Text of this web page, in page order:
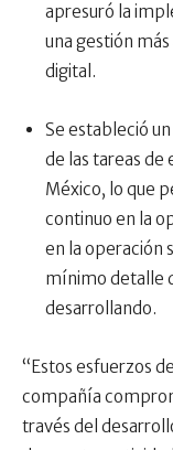
apresuró la
una gestión
digital.
Se estableció
de las tareas de
México, lo que
continuo en la
en la operación
mínimo detalle
desarrollando.
“Estos esfuerzos
compañía
través del